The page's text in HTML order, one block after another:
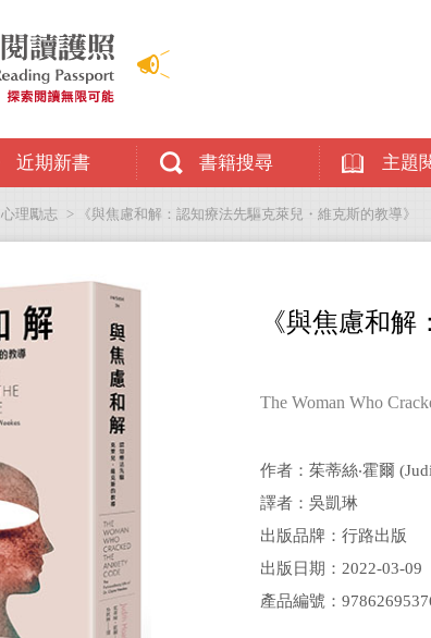
近期新書 書籍搜尋 主題
心理勵志 > 《與焦慮和解：認知療法先驅克萊兒・維克斯的教導》
《與焦慮和
The Woman Who
作者：茱蒂絲‧霍爾
譯者：吳凱琳
出版品牌：行路出版
出版日期：2022-03-09
產品編號：